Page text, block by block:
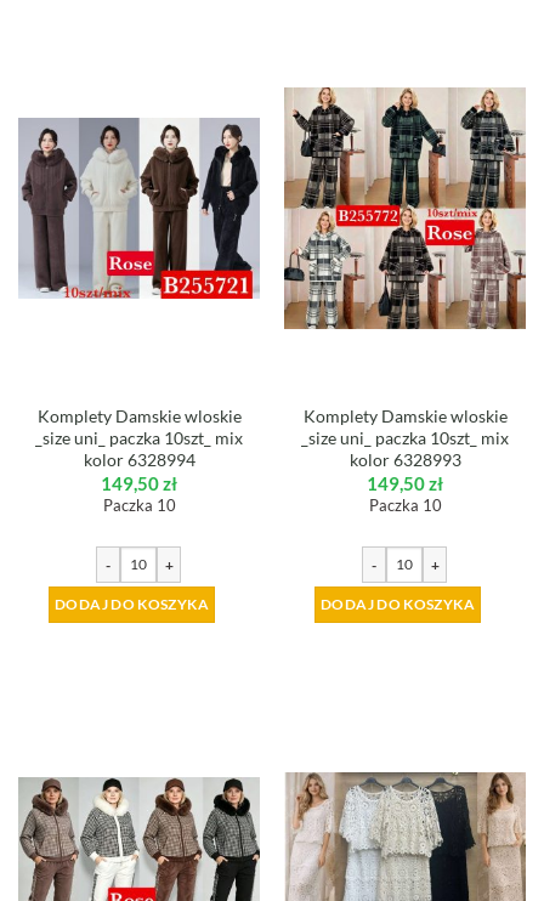
Komplety Damskie wloskie
_size uni_ paczka 10szt_ mix
kolor 6328994
149,50zł
Paczka 10
- +
DODAJ DO KOSZYKA
Komplety Damskie wloskie
_size uni_ paczka 10szt_ mix
kolor 6328993
149,50zł
Paczka 10
- +
DODAJ DO KOSZYKA